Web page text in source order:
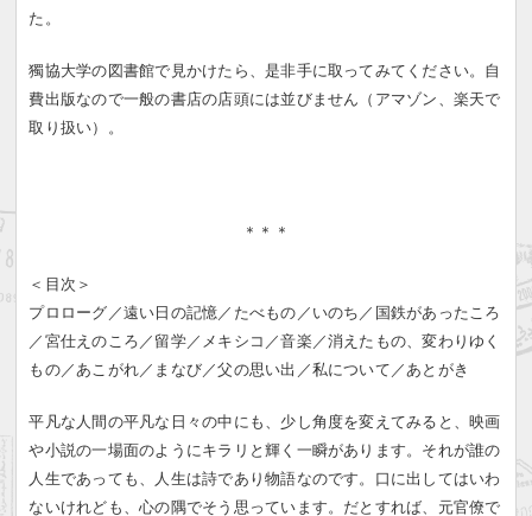
た。
獨協大学の図書館で見かけたら、是非手に取ってみてください。自
費出版なので一般の書店の店頭には並びません（アマゾン、楽天で
取り扱い）。
＊＊＊
＜目次＞
プロローグ／遠い日の記憶／たべもの／いのち／国鉄があったころ
／宮仕えのころ／留学／メキシコ／音楽／消えたもの、変わりゆく
もの／あこがれ／まなび／父の思い出／私について／あとがき
平凡な人間の平凡な日々の中にも、少し角度を変えてみると、映画
や小説の一場面のようにキラリと輝く一瞬があります。それが誰の
人生であっても、人生は詩であり物語なのです。口に出してはいわ
ないけれども、心の隅でそう思っています。だとすれば、元官僚で